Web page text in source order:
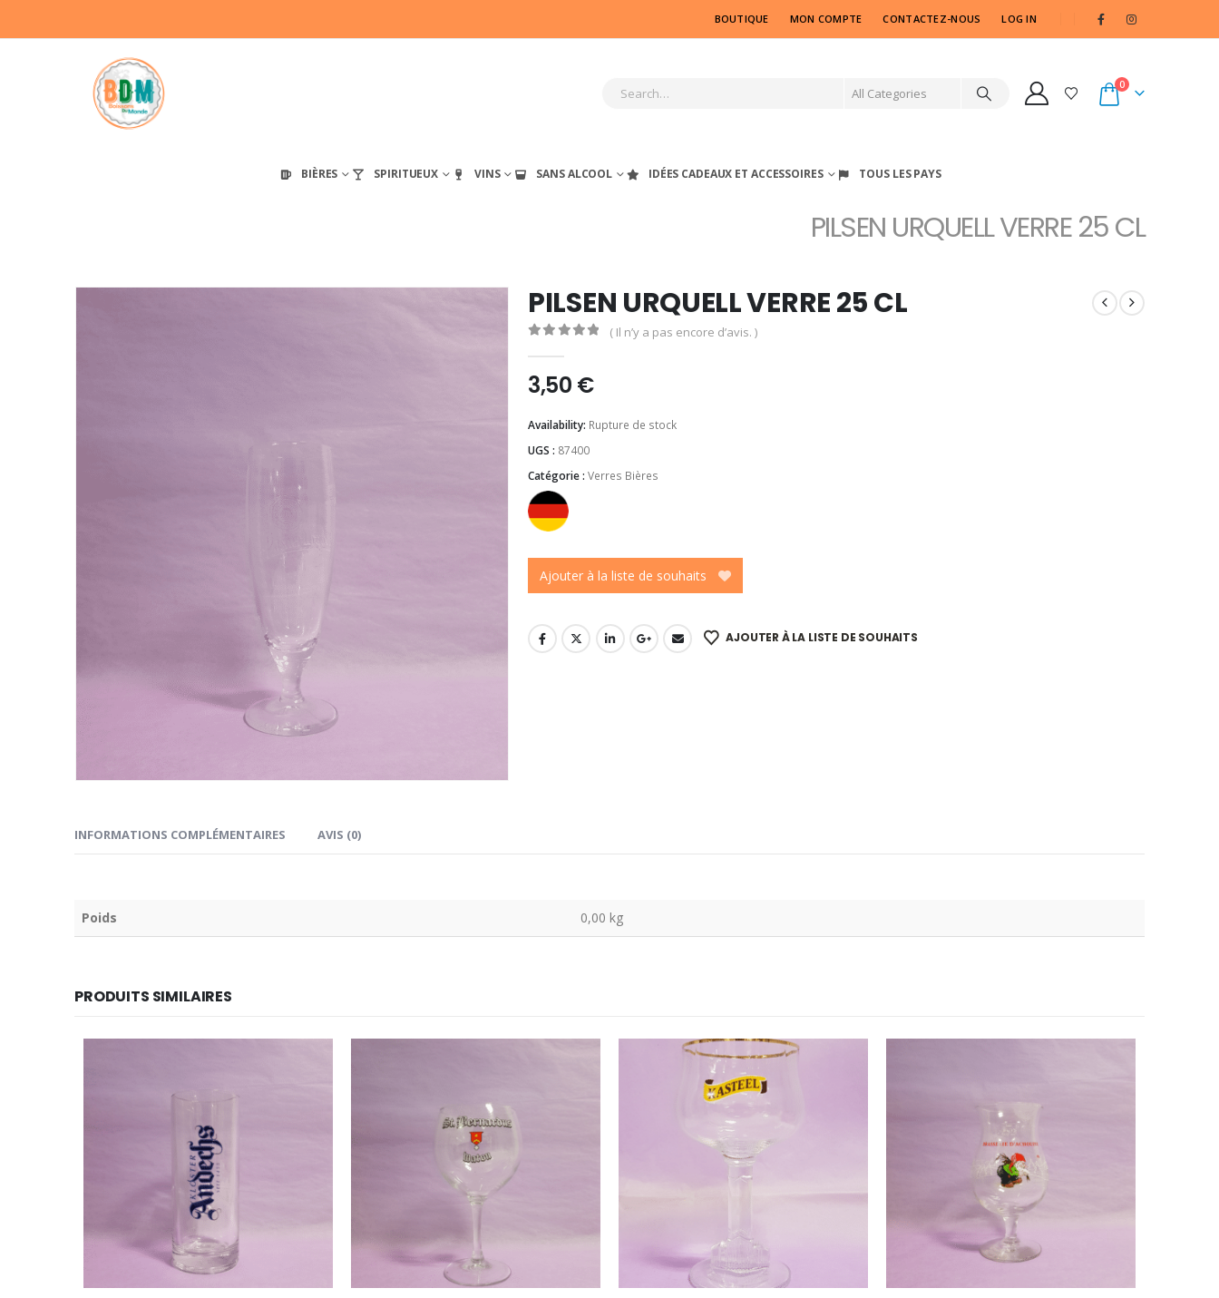
BOUTIQUE MON COMPTE CONTACTEZ-NOUS LOG IN
0
BIÈRES SPIRITUEUX VINS SANS ALCOOL IDÉES CADEAUX ET ACCESSOIRES TOUS LES PAYS
PILSEN URQUELL VERRE 25 CL
PILSEN URQUELL VERRE 25 CL
( Il n’y a pas encore d’avis. )
3,50 €
Availability: Rupture de stock
UGS : 87400
Catégorie : Verres Bières
Ajouter à la liste de souhaits
AJOUTER À LA LISTE DE SOUHAITS
INFORMATIONS COMPLÉMENTAIRES AVIS (0)
Poids 0,00 kg
PRODUITS SIMILAIRES